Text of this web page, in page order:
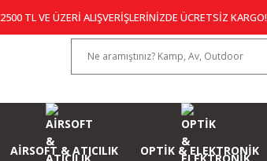
2500 TL VE ÜZERİ ALIŞVERİŞLERİNİZDE ÜCRETSİZ KARGO!
AİRSOFT & ATICILIK OPTİK & ELEKTRONİK